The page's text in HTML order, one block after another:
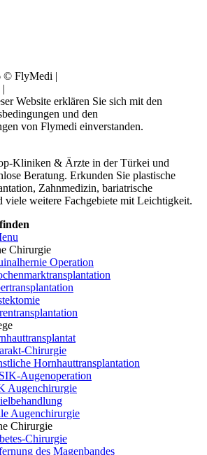
© FlyMedi |
Website erklären Sie sich mit den
und den
von Flymedi einverstanden.
Kliniken & Ärzte in der Türkei und
Beratung. Erkunden Sie plastische
Zahnmedizin, bariatrische
viele weitere Fachgebiete mit Leichtigkeit.
Chirurgie
Operation
Chirurgie
Hornhauttransplantation
Augenoperation
Augenchirurgie
Augenchirurgie
Chirurgie
Chirurgie
des Magenbandes